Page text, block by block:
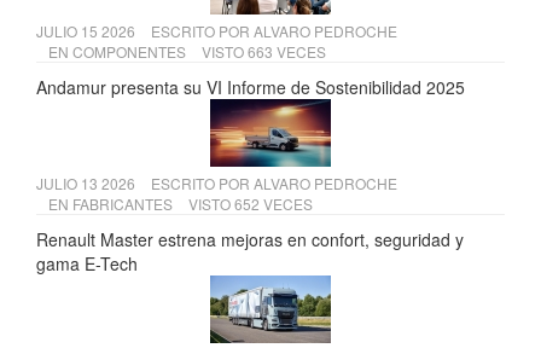
JULIO 15 2026 ESCRITO POR ALVARO PEDROCHE
EN COMPONENTES VISTO 663 VECES
Andamur presenta su VI Informe de Sostenibilidad 2025
JULIO 13 2026 ESCRITO POR ALVARO PEDROCHE
EN FABRICANTES VISTO 652 VECES
Renault Master estrena mejoras en confort, seguridad y
gama E-Tech